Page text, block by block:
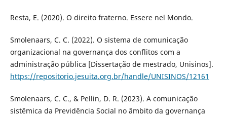
Resta, E. (2020). O direito fraterno. Essere nel Mondo.
Smolenaars, C. C. (2022). O sistema de comunicação
organizacional na governança dos conflitos com a
administração pública [Dissertação de mestrado, Unisinos].
https://repositorio.jesuita.org.br/handle/UNISINOS/12161
Smolenaars, C. C., & Pellin, D. R. (2023). A comunicação
sistêmica da Previdência Social no âmbito da governança